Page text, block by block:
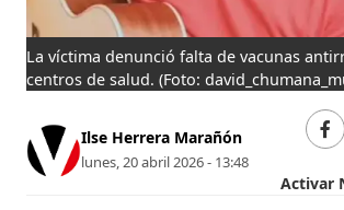
La víctima denunció falta de vacunas
centros de salud. (Foto:
Ilse Herrera Marañón
lunes, 20 abril 2026 - 13:48
Activar